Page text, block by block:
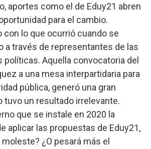
aportes como el de Eduy21 abren
para el cambio.
lo que ocurrió cuando se
a través de representantes de las
Aquella convocatoria del
a una mesa interpartidaria para
pública, generó una gran
tuvo un resultado irrelevante.
que se instale en 2020 la
aplicar las propuestas de Eduy21,
¿O pesará más el